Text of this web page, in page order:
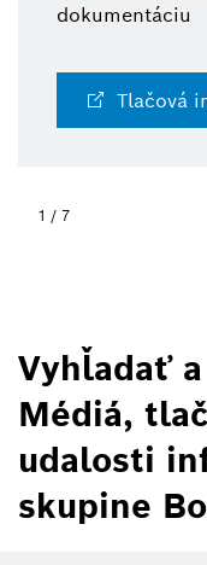
dokumentáciu
Tlačová
1 / 7
Vyhľadať
Médiá,
udalosti
skupine